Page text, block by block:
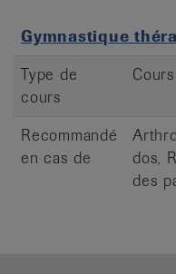
Gymnastique
Type de
cours
Recommandé
en cas de
dos,
des